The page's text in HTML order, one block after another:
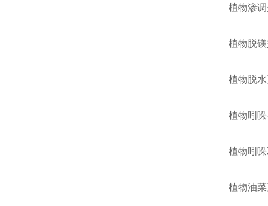
植物渗
植物脱
植物脱
植物吲
植物吲
植物油